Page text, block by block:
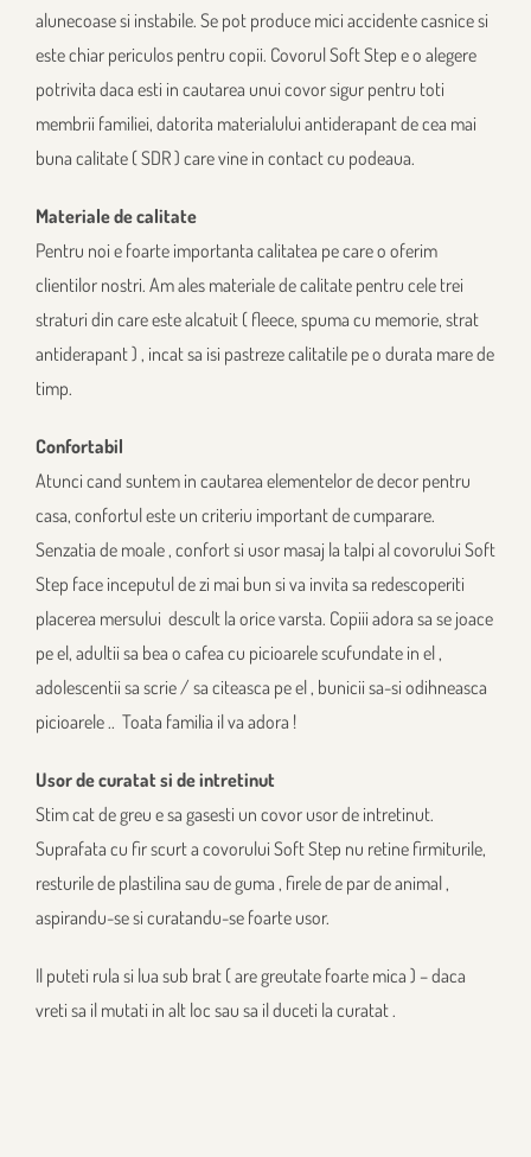
alunecoase si instabile. Se pot produce mici accidente casnice si
este chiar periculos pentru copii. Covorul Soft Step e o alegere
potrivita daca esti in cautarea unui covor sigur pentru toti
membrii familiei, datorita materialului antiderapant de cea mai
buna calitate ( SDR ) care vine in contact cu podeaua.
Materiale de calitate
Pentru noi e foarte importanta calitatea pe care o oferim
clientilor nostri. Am ales materiale de calitate pentru cele trei
straturi din care este alcatuit ( fleece, spuma cu memorie, strat
antiderapant ) , incat sa isi pastreze calitatile pe o durata mare de
timp.
Confortabil
Atunci cand suntem in cautarea elementelor de decor pentru
casa, confortul este un criteriu important de cumparare.
Senzatia de moale , confort si usor masaj la talpi al covorului Soft
Step face inceputul de zi mai bun si va invita sa redescoperiti
placerea mersului descult la orice varsta. Copiii adora sa se joace
pe el, adultii sa bea o cafea cu picioarele scufundate in el ,
adolescentii sa scrie / sa citeasca pe el , bunicii sa-si odihneasca
picioarele .. Toata familia il va adora !
Usor de curatat si de intretinut
Stim cat de greu e sa gasesti un covor usor de intretinut.
Suprafata cu fir scurt a covorului Soft Step nu retine firmiturile,
resturile de plastilina sau de guma , firele de par de animal ,
aspirandu-se si curatandu-se foarte usor.
Il puteti rula si lua sub brat ( are greutate foarte mica ) – daca
vreti sa il mutati in alt loc sau sa il duceti la curatat .